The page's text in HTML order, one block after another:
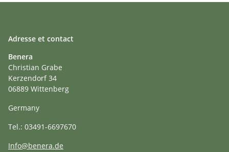
Adresse et contact
Benera
Christian Grabe
Kerzendorf 34
06889 Wittenberg
Germany
Tel.: 03491-6697670
Info@benera.de